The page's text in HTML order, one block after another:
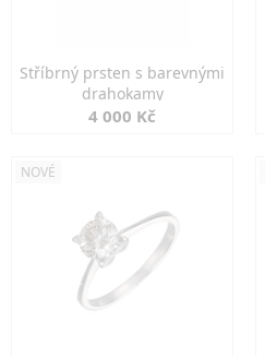
Stříbrný prsten s barevnými
drahokamy
4 000 Kč
NOVÉ